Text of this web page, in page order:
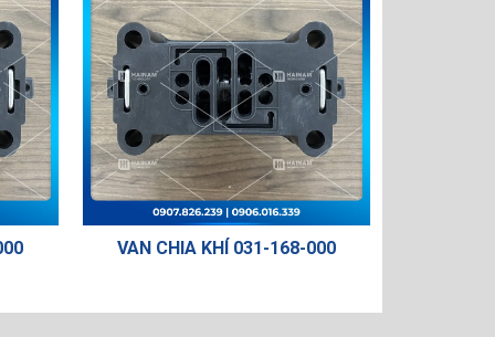
VAN CHIA KHÍ 031-168-000